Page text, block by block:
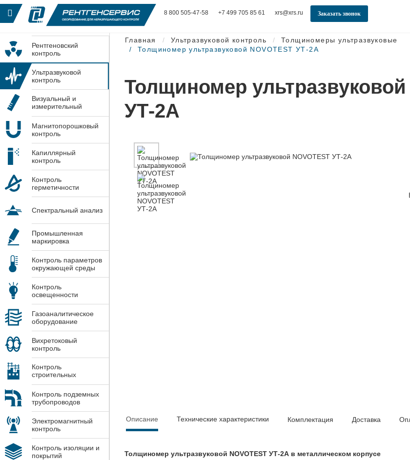
8 800 505-47-58 +7 499 705 85 61 xrs@xrs.ru Заказать звонок
Рентгеновский
контроль
Ультразвуковой
контроль
Визуальный и
измерительный
Магнитопорошковый
контроль
Капиллярный
контроль
Контроль
герметичности
Спектральный анализ
Промышленная
маркировка
Контроль параметров
окружающей среды
Контроль
освещенности
Газоаналитическое
оборудование
Вихретоковый
контроль
Контроль
строительных
Контроль подземных
трубопроводов
Электромагнитный
контроль
Контроль изоляции и
покрытий
Главная Ультразвуковой контроль
Толщиномеры ультразвуковые
Толщиномер ультразвуковой NOVOTEST УТ-2А
Толщиномер ультразвуковой
УТ-2А
Описание Технические характеристики Комплектация Доставка
Толщиномер ультразвуковой NOVOTEST УТ-2А в металлическом корпусе